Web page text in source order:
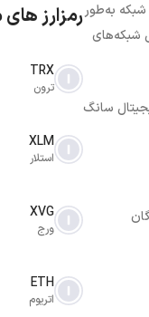
به‌طور
شبکه‌های
سانگ
رمزارز
TRX
ترون
XLM
استلار
XVG
ورج
ETH
اتریوم